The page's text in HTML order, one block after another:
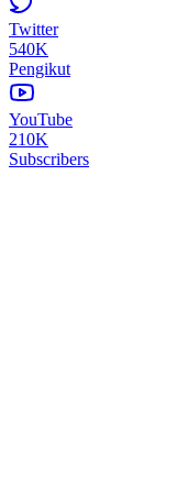
Twitter
540K
Pengikut
YouTube
210K
Subscribers